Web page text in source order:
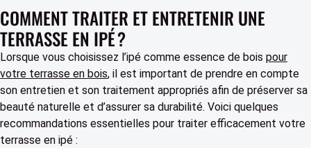
COMMENT TRAITER ET ENTRETENIR UNE
TERRASSE EN IPÉ ?
Lorsque vous choisissez l’ipé comme essence de bois pour
votre terrasse en bois, il est important de prendre en compte
son entretien et son traitement appropriés afin de préserver sa
beauté naturelle et d’assurer sa durabilité. Voici quelques
recommandations essentielles pour traiter efficacement votre
terrasse en ipé :